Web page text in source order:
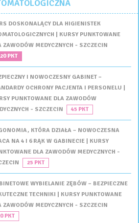
DOSKONALĄCY DLA HIGIENISTEK
| KURSY PUNKTOWANE
ZAWODÓW MEDYCZNYCH - SZCZECIN
PKT
I NOWOCZESNY GABINET –
OCHRONY PACJENTA I PERSONELU |
PUNKTOWANE DLA ZAWODÓW
- SZCZECIN
45 PKT
KTÓRA DZIAŁA – NOWOCZESNA
NA 4 I 6 RĄK W GABINECIE | KURSY
DLA ZAWODÓW MEDYCZNYCH -
25 PKT
WYBIELANIE ZĘBÓW – BEZPIECZNE
TECHNIKI | KURSY PUNKTOWANE
ZAWODÓW MEDYCZNYCH - SZCZECIN
PKT